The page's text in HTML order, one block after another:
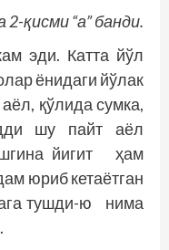
2-қисми “а” банди.
эди. Катта йўл
ёнидаги йўлак
қўлида сумка,
шу пайт аёл
йигит ҳам
юриб кетаётган
тушди-ю нима